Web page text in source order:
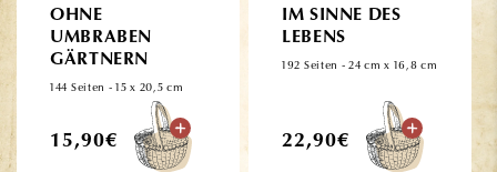
OHNE
UMBRABEN
GÄRTNERN
144 Seiten - 15 x 20,5 cm
Normaler
15,90€
IM SINNE DES
LEBENS
192 Seiten - 24 cm x 16,8 cm
Normaler
22,90€